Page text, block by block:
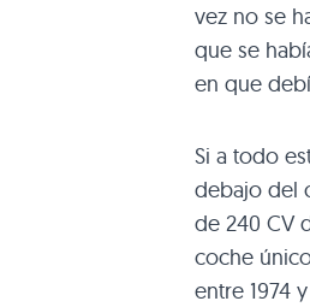
vez no se
que se
en que
Si a todo
debajo del
de 240 CV
coche
entre 1974